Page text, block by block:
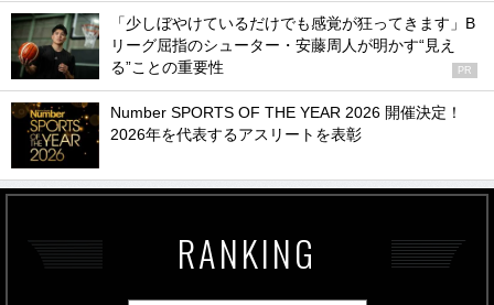
「少しぼやけているだけでも感覚が狂ってきます」B
リーグ屈指のシューター・安藤周人が明かす“見え
る”ことの重要性
PR
Number SPORTS OF THE YEAR 2026 開催決定！
2026年を代表するアスリートを表彰
RANKING